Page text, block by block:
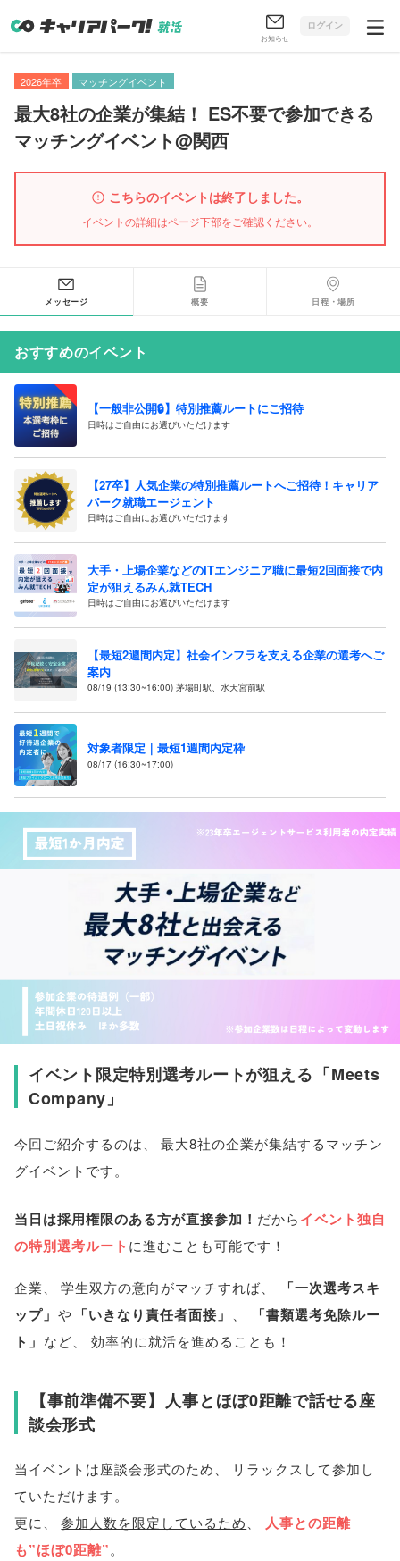
お知らせ
ログイン
2026年卒 マッチングイベント
最大8社の企業が集結！ ES不要で参加できる
マッチングイベント@関西
こちらのイベントは終了しました。
イベントの詳細はページ下部をご確認ください。
メッセージ 概要 日程・場所
おすすめのイベント
【一般非公開🔒️】特別推薦ルートにご招待
日時はご自由にお選びいただけます
【27卒】人気企業の特別推薦ルートへご招待！キャリア
パーク就職エージェント
日時はご自由にお選びいただけます
大手・上場企業などのITエンジニア職に最短2回面接で内
定が狙えるみん就TECH
日時はご自由にお選びいただけます
【最短2週間内定】社会インフラを支える企業の選考へご
案内
08/19 (13:30~16:00) 茅場町駅、水天宮前駅
対象者限定｜最短1週間内定枠
08/17 (16:30~17:00)
イベント限定特別選考ルートが狙える 「Meets
Company」
今回ご紹介するのは
最大8社の企業が集結するマッチン
グイベントです。
当日は採用権限のある方が直接参加！ だからイベント独自
の特別選考ルート に進むことも可能です！
企業、 学生双方の意向がマッチすれば、 「一次選考スキ
ップ」 や 「いきなり責任者面接 」 、 「書類選考免除ルー
ト 」 など、 効率的に就活を進めることも！
【事前準備不要】 人事とほぼ0距離で話せる座
談会形式
当イベントは座談会形式のため
リラックスして参加し
ていただけます。
更に
参加人数を限定しているため
人事との距離
も”ほぼ0距離”。